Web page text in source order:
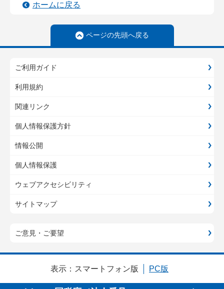
ホームに戻る
ページの先頭へ戻る
ご利用ガイド
利用規約
関連リンク
個人情報保護方針
情報公開
個人情報保護
ウェブアクセシビリティ
サイトマップ
ご意見・ご要望
表示： スマートフォン版 PC版